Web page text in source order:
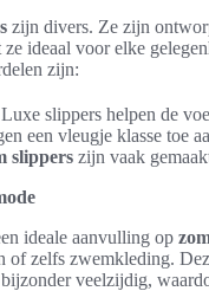
zijn divers. Ze zijn
ideaal voor elke
zijn:
Luxe slippers helpen de
een vleugje klasse toe
slippers zijn vaak
ideale aanvulling op
of zelfs zwemkleding.
veelzijdig,